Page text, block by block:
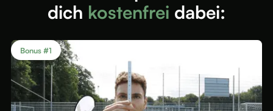
dich kostenfrei dabei:
Bonus #1